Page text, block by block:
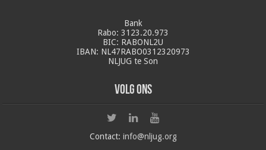
Bank
Rabo: 3123.20.973
BIC: RABONL2U
IBAN: NL47RABO0312320973
NLJUG te Son
Volg ons
Contact: info@nljug.org